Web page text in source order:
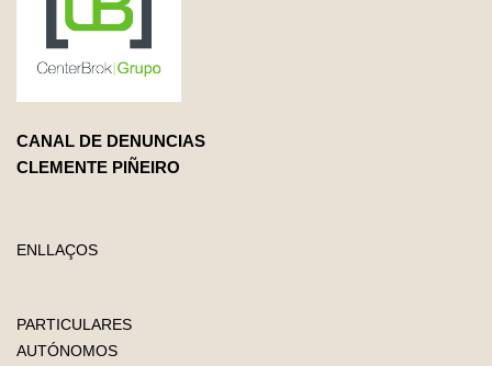
CANAL DE DENUNCIAS
CLEMENTE PIÑEIRO
ENLLAÇOS
PARTICULARES
AUTÓNOMOS